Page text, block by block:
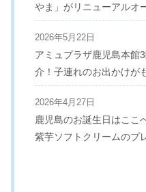
やま」がリニューアルオ
2026年5月22日
アミュプラザ鹿児島本館
介！子連れのお出かけが
2026年4月27日
鹿児島のお誕生日はここ
紫芋ソフトクリームのプ